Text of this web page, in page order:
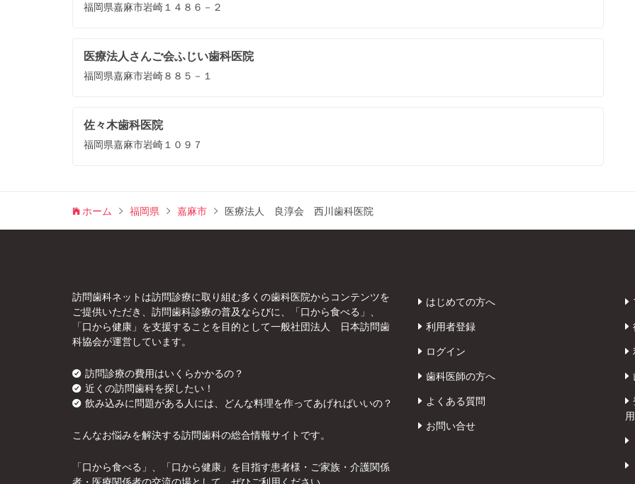
福岡県嘉麻市岩崎１４８６－２
医療法人さんご会ふじい歯科医院
福岡県嘉麻市岩崎８８５－１
佐々木歯科医院
福岡県嘉麻市岩崎１０９７
ホーム 福岡県 嘉麻市 医療法人 良淳会 西川歯科医院
訪問歯科ネットは訪問診療に取り組む多くの歯科医院からコンテンツを
ご提供いただき、訪問歯科診療の普及ならびに、「口から食べる」、
「口から健康」を支援することを目的として一般社団法人 日本訪問歯
科協会が運営しています。
訪問診療の費用はいくらかかるの？
近くの訪問歯科を探したい！
飲み込みに問題がある人には、どんな料理を作ってあげればいいの？
こんなお悩みを解決する訪問歯科の総合情報サイトです。
「口から食べる」、「口から健康」を目指す患者様・ご家族・介護関係
者・医療関係者の交流の場として、ぜひご利用ください。
はじめての方へ
利用者登録
ログイン
歯科医師の方へ
よくある質問
お問い合せ